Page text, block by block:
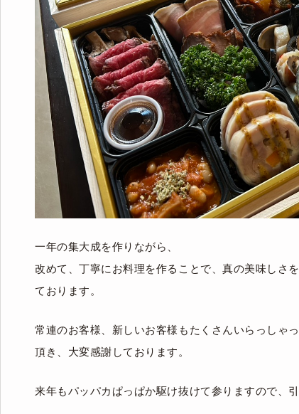
一年の集大成を作りながら、
改めて、丁寧にお料理を作ることで、真の美味しさ
ております。
常連のお客様、新しいお客様もたくさんいらっしゃ
頂き、大変感謝しております。
来年もパッパカぱっぱか駆け抜けて参りますので、